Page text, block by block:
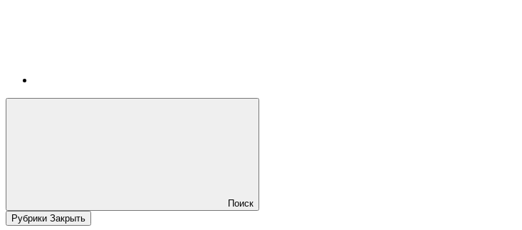
Поиск
Рубрики Закрыть